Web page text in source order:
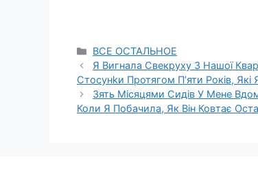
Categories
ВСЕ ОСТАЛЬНОЕ
Я Вигнала Свекруху З Нашої
Стосунkи Протягом П’яти Років,
Зять Місяцями Сидів У Мене
Коли Я Побачила, Як Він Ковтає